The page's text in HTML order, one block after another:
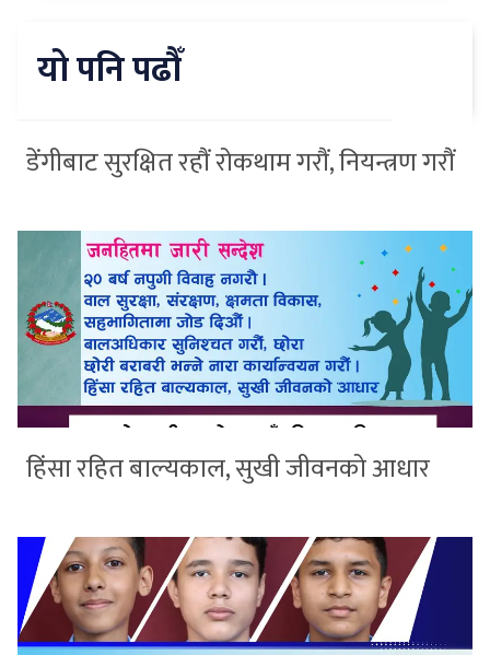
यो पनि पढौँ
डेंगीबाट सुरक्षित रहौं रोकथाम गरौं, नियन्त्रण गरौं
हिंसा रहित बाल्यकाल, सुखी जीवनको आधार